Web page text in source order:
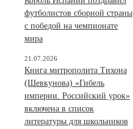
футболистов сборной страны
с победой на чемпионате
мира
Книга митрополита Тихона
(Шевкунова) «Гибель
империи. Российский урок»
включена в список
литературы для школьников
21.07.2026